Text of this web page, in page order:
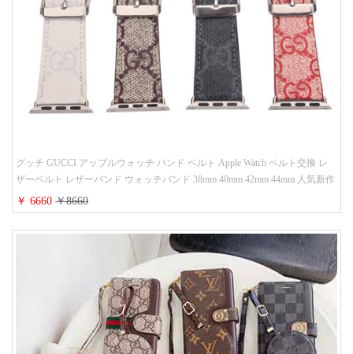
グッチ GUCCI アップルウォッチ バンド ベルト Apple Watch ベルト交換 レ
ザーベルト レザーバンド ウォッチバンド 38mm 40mm 42mm 44mm 人気新作
￥ 6660￥8660